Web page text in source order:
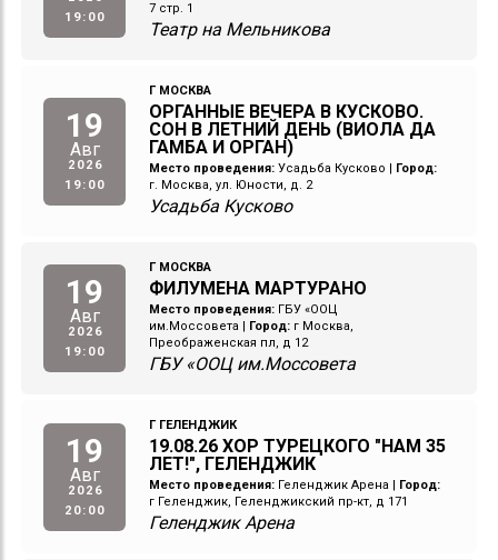
19:00
7 стр. 1
Театр на Мельникова
19
Авг
2026
19:00
Г МОСКВА
ОРГАННЫЕ ВЕЧЕРА В КУСКОВО.
СОН В ЛЕТНИЙ ДЕНЬ (ВИОЛА ДА
ГАМБА И ОРГАН)
Место проведения: Усадьба Кусково
Город:
г. Москва, ул. Юности, д. 2
Усадьба Кусково
19
Авг
2026
19:00
Г МОСКВА
ФИЛУМЕНА МАРТУРАНО
Место проведения: ГБУ «ООЦ
им.Моссовета
Город: г Москва,
Преображенская пл, д 12
ГБУ «ООЦ им.Моссовета
19
Авг
2026
20:00
Г ГЕЛЕНДЖИК
19.08.26 ХОР ТУРЕЦКОГО "НАМ 35
ЛЕТ!", ГЕЛЕНДЖИК
Место проведения: Геленджик Арена
Город:
г Геленджик, Геленджикский пр-кт, д 171
Геленджик Арена